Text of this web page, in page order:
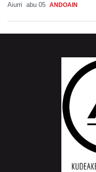
Aiurri abu 05 ANDOAIN